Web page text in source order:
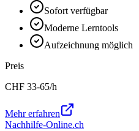
Sofort verfügbar
Moderne Lerntools
Aufzeichnung möglich
Preis
CHF 33-65/h
Mehr erfahren
Nachhilfe-Online.ch